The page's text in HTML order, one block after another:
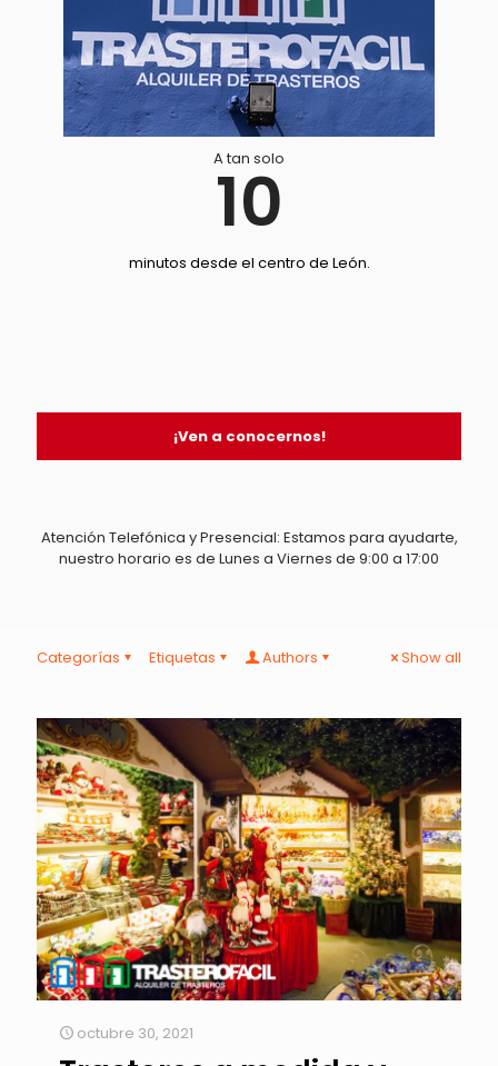
A tan solo
10
minutos desde el centro de León.
¡Ven a conocernos!
Atención Telefónica y Presencial: Estamos para ayudarte,
nuestro horario es de Lunes a Viernes de 9:00 a 17:00
Categorías Etiquetas Authors Show all
octubre 30, 2021